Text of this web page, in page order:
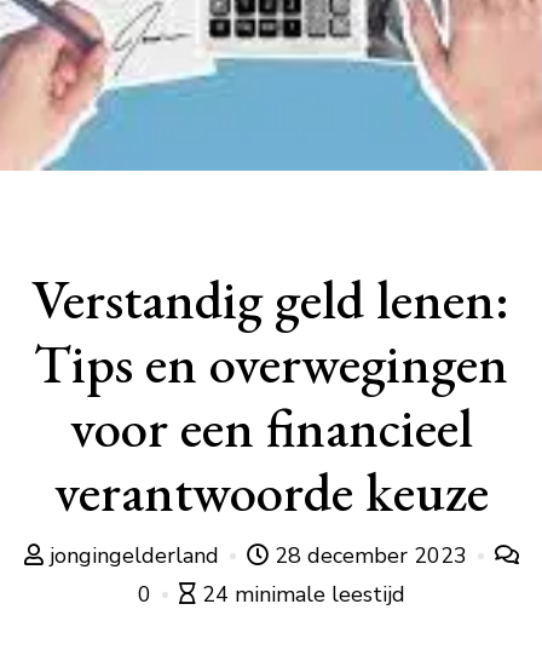
Verstandig geld lenen:
Tips en overwegingen
voor een financieel
verantwoorde keuze
jongingelderland
28 december 2023
0
24 minimale leestijd